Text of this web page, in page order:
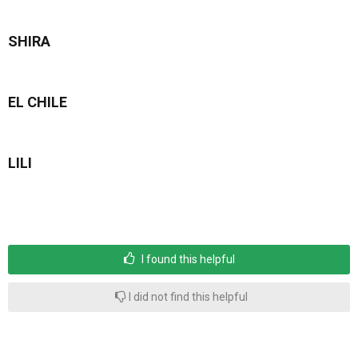
SHIRA
EL CHILE
LILI
I found this helpful
I did not find this helpful